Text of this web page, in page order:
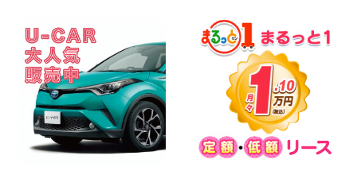
☆ 夏休みクーポン登場!最大9,500円おト
ク! ☆ 鳥取県 鳥取青谷店
100円レンタカー 鳥取青谷
2026年08月07日
人気のハイエース!! 大阪府 寝屋川太間東
町店
100円レンタカー 寝屋川太間東町
2026年08月07日